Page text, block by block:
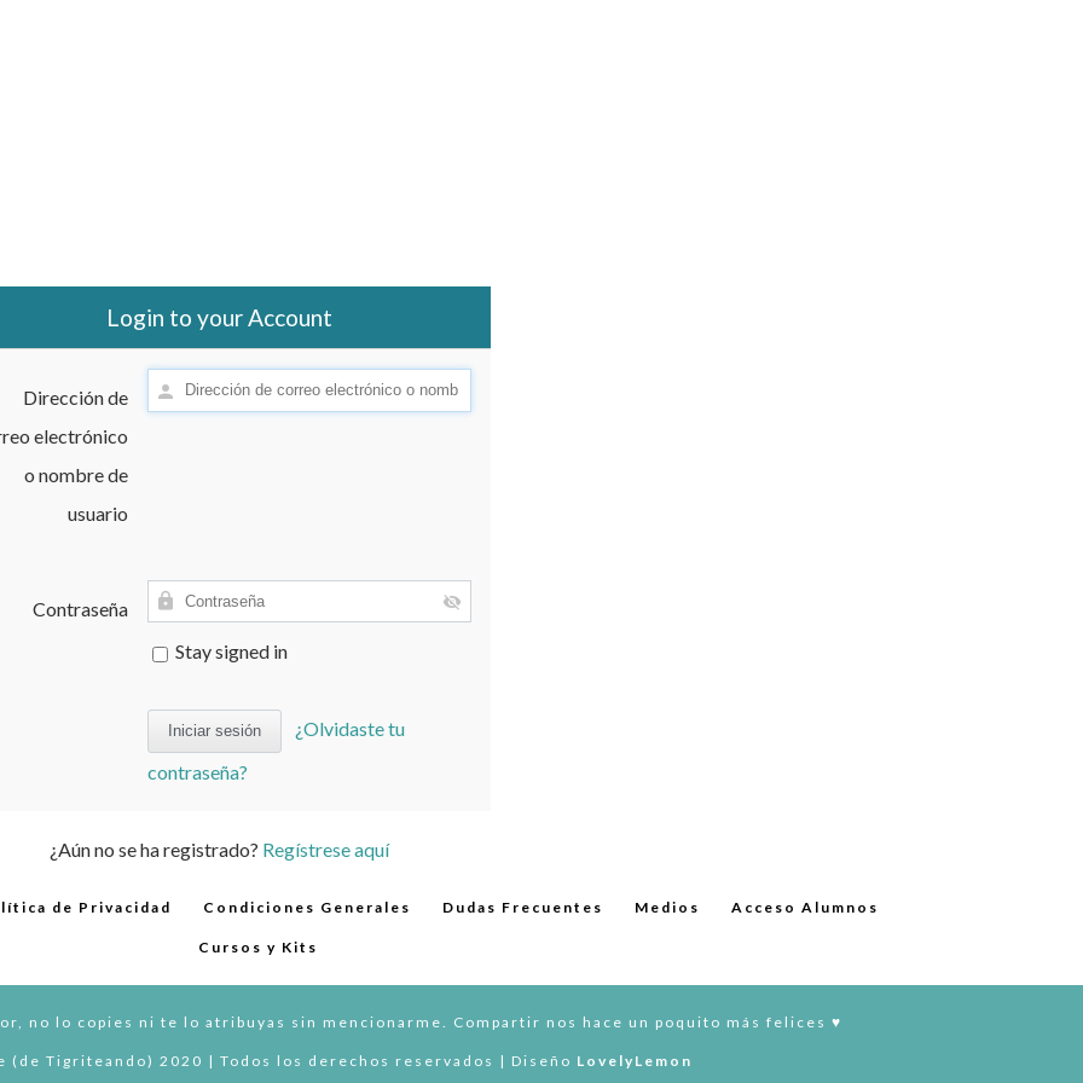
Login to your Account
Dirección de
electrónico
o nombre de
usuario
Contraseña
Stay signed in
¿Olvidaste tu
contraseña?
¿Aún no se ha registrado? Regístrese aquí
de Privacidad Condiciones Generales Dudas Frecuentes Medios Acceso Alumnos
Cursos y Kits
no lo copies ni te lo atribuyas sin mencionarme. Compartir nos hace un poquito más felices ♥︎
(de Tigriteando) 2020 | Todos los derechos reservados | Diseño LovelyLemon